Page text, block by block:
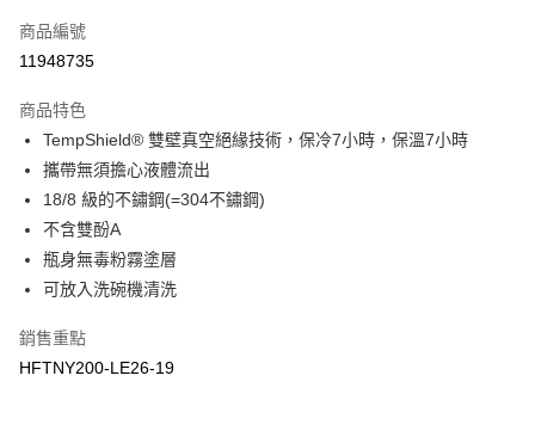
悠遊付
7-11取貨(快速到店)
每筆NT$100，滿NT$1,500(含以上)免運費
宅配-本島
每筆NT$100，滿NT$1,500(含以上)免運費
商品編號
11948735
商品特色
TempShield® 雙壁真空絕緣技術，保冷7小時，保溫7小時
攜帶無須擔心液體流出
18/8 級的不鏽鋼(=304不鏽鋼)
不含雙酚A
瓶身無毒粉霧塗層
可放入洗碗機清洗
銷售重點
HFTNY200-LE26-19